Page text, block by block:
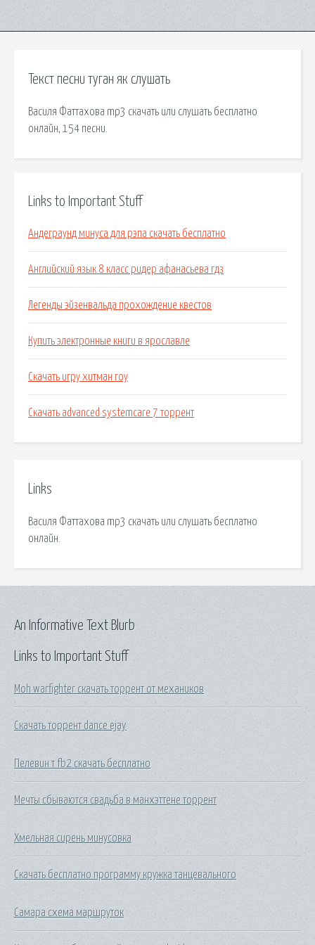
Текст песни туган як слушать
Василя Фаттахова mp3 скачать или слушать бесплатно
онлайн, 154 песни.
Links to Important Stuff
Андеграунд минуса для рэпа скачать бесплатно
Английский язык 8 класс ридер афанасьева гдз
Легенды эйзенвальда прохождение квестов
Купить электронные книги в ярославле
Скачать игру хитман гоу
Скачать advanced systemcare 7 торрент
Links
Василя Фаттахова mp3 скачать или слушать бесплатно
онлайн.
Links to Important Stuff
Moh warfighter скачать торрент от механиков
Скачать торрент dance ejay
Пелевин т fb2 скачать бесплатно
Мечты сбываются свадьба в манхэттене торрент
Хмельная сирень минусовка
Скачать бесплатно программу кружка танцевального
Самара схема маршруток
An Informative Text Blurb